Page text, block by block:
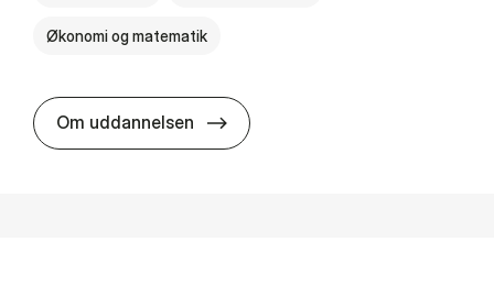
Økonomi og matematik
Om uddannelsen HA i mar­keds- og kul­tu­r­a­na­ly­se